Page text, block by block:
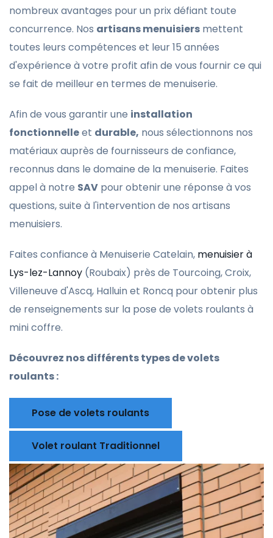
nombreux avantages pour un prix défiant toute
concurrence. Nos artisans menuisiers mettent
toutes leurs compétences et leur 15 années
d'expérience à votre profit afin de vous fournir ce qui
se fait de meilleur en termes de menuiserie.
Afin de vous garantir une installation
fonctionnelleet durable, nous sélectionnons nos
matériaux auprès de fournisseurs de confiance,
reconnus dans le domaine de la menuiserie. Faites
appel à notre SAV pour obtenir une réponse à vos
questions, suite à l'intervention de nos artisans
menuisiers.
Faites confiance à Menuiserie Catelain, menuisier à
Lys-lez-Lannoy (Roubaix) près de Tourcoing, Croix,
Villeneuve d'Ascq, Halluin et Roncq pour obtenir plus
de renseignements sur la pose de volets roulants à
mini coffre.
Découvrez nos différents types de volets
roulants :
Pose de volets roulants
Volet roulant Traditionnel